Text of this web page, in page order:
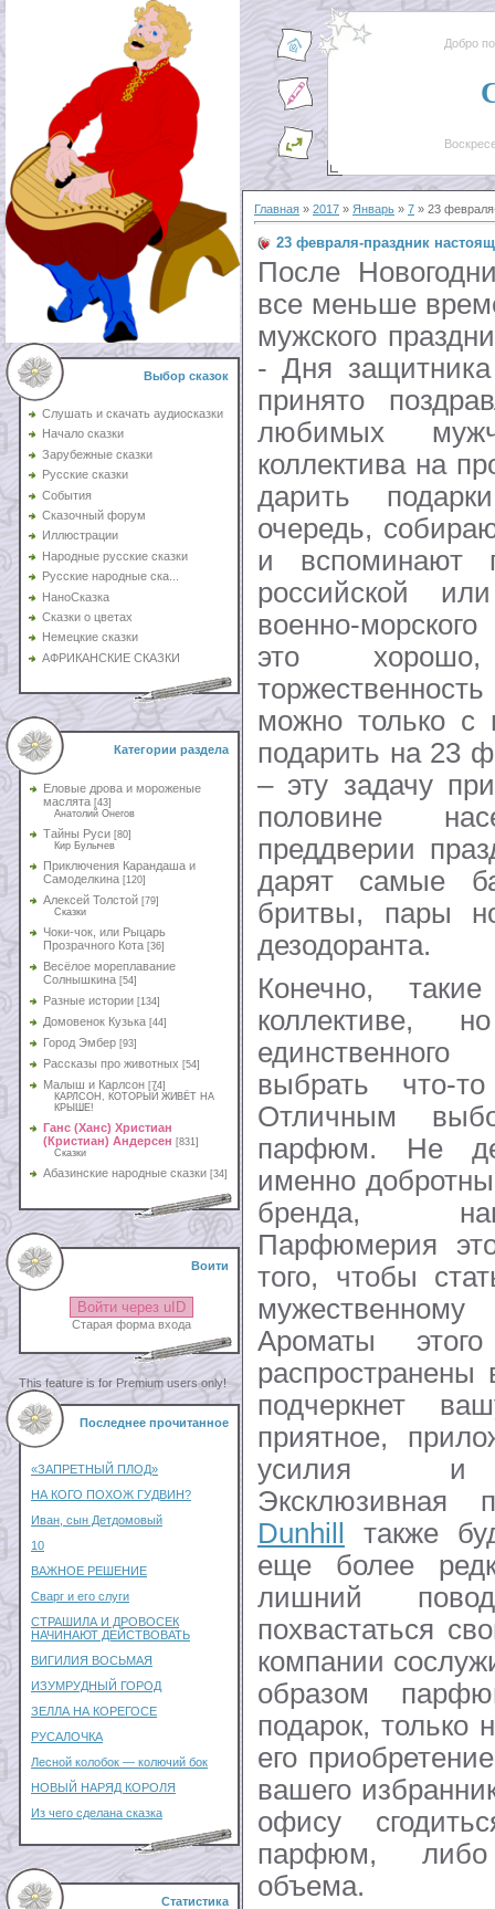
Выбор сказок
Слушать и скачать аудиосказки
Начало сказки
Зарубежные сказки
Русские сказки
События
Сказочный форум
Иллюстрации
Народные русские сказки
Русские народные ска...
НаноСказка
Сказки о цветах
Немецкие сказки
АФРИКАНСКИЕ СКАЗКИ
Категории раздела
Еловые дрова и мороженые
маслята [43]
Анатолий Онегов
Тайны Руси [80]
Кир Булычев
Приключения Карандаша и
Самоделкина [120]
Алексей Толстой [79]
Сказки
Чоки-чок, или Рыцарь
Прозрачного Кота [36]
Весёлое мореплавание
Солнышкина [54]
Разные истории [134]
Домовенок Кузька [44]
Город Эмбер [93]
Рассказы про животных [54]
Малыш и Карлсон [74]
КАРЛСОН, КОТОРЫЙ ЖИВЁТ НА
КРЫШЕ!
Ганс (Ханс) Христиан
(Кристиан) Андерсен [831]
Сказки
Абазинские народные сказки [34]
Воити
Войти через uID
Старая форма входа
This feature is for Premium users only!
Последнее прочитанное
«ЗАПРЕТНЫЙ ПЛОД»
НА КОГО ПОХОЖ ГУДВИН?
Иван, сын Детдомовый
10
ВАЖНОЕ РЕШЕНИЕ
Сварг и его слуги
СТРАШИЛА И ДРОВОСЕК
НАЧИНАЮТ ДЕЙСТВОВАТЬ
ВИГИЛИЯ ВОСЬМАЯ
ИЗУМРУДНЫЙ ГОРОД
ЗЕЛЛА НА КОРЕГОСЕ
РУСАЛОЧКА
Лесной колобок — колючий бок
НОВЫЙ НАРЯД КОРОЛЯ
Из чего сделана сказка
Статистика
Добро
Главная » 2017 » Январь » 7 » 23
23 февраля-праздник
После
все меньше
мужского
- Дня защитника
принято
любимых
коллектива на
дарить
очередь,
и вспоминают
российской
военно-
это
можно только с
подарить на 23
– эту задачу
половине
преддверии
дарят самые
бритвы, пары
дезодоранта.
Конечно,
коллективе,
выбрать что-
Отличным
парфюм. Не
именно
бренда,
Парфюмерия
того, чтобы
Ароматы
подчеркнет
приятное,
усилия и
Dunhill
также
еще более
лишний
похвастаться
компании
образом
подарок, только
его
вашего
офису
парфюм,
объема.